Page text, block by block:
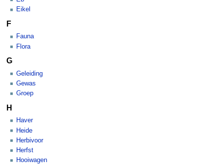
Eikel
F
Fauna
Flora
G
Geleiding
Gewas
Groep
H
Haver
Heide
Herbivoor
Herfst
Hooiwagen